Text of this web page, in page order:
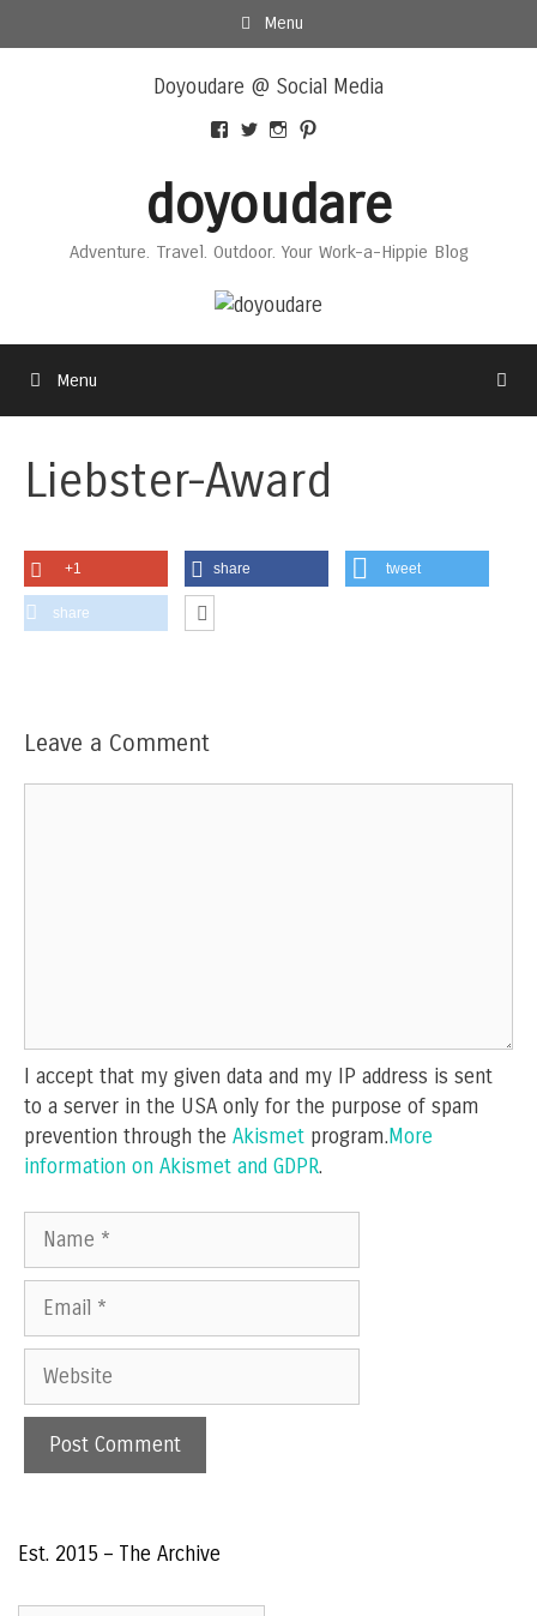
to
Menu
Doyoudare @ Social Media
View
Facebook
View
Twitter
View
Instagram
View
on
Pinterest
doyoudare
Adventure. Travel. Outdoor. Your Work-a-Hippie Blog
Menu
Liebster-Award
+1 share tweet
share
Leave a Comment
I accept that my given data and my IP address is sent
to a server in the USA only for the purpose of spam
prevention through the Akismet program.More
information on Akismet and GDPR.
Name
Email
Website
Est. 2015 – The Archive